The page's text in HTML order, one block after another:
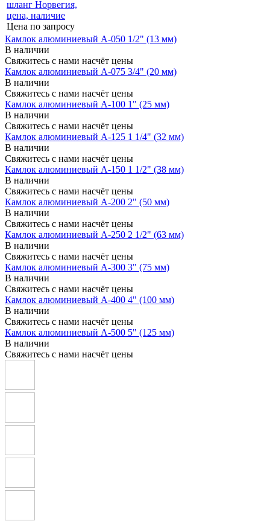
Цена по запросу
Камлок алюминиевый A-050 1/2" (13 мм)
В наличии
Свяжитесь с нами насчёт цены
Камлок алюминиевый A-075 3/4" (20 мм)
В наличии
Свяжитесь с нами насчёт цены
Камлок алюминиевый A-100 1" (25 мм)
В наличии
Свяжитесь с нами насчёт цены
Камлок алюминиевый A-125 1 1/4" (32 мм)
В наличии
Свяжитесь с нами насчёт цены
Камлок алюминиевый A-150 1 1/2" (38 мм)
В наличии
Свяжитесь с нами насчёт цены
Камлок алюминиевый A-200 2" (50 мм)
В наличии
Свяжитесь с нами насчёт цены
Камлок алюминиевый A-250 2 1/2" (63 мм)
В наличии
Свяжитесь с нами насчёт цены
Камлок алюминиевый A-300 3" (75 мм)
В наличии
Свяжитесь с нами насчёт цены
Камлок алюминиевый A-400 4" (100 мм)
В наличии
Свяжитесь с нами насчёт цены
Камлок алюминиевый A-500 5" (125 мм)
В наличии
Свяжитесь с нами насчёт цены